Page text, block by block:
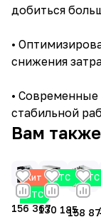
добиться
•
снижения
•
стабильной
Вам
Хит
BTC
156 367
BTC
130 185
BTC
158